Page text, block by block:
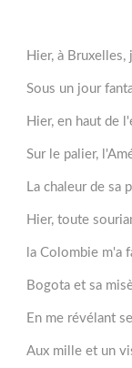
Hier, à
Sous un jour
Hier, en haut de
Sur le palier,
La chaleur de sa
Hier, toute
la Colombie m'a
Bogota et sa
En me révélant
Aux mille et un